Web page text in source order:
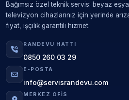
Bağımsız özel teknik servis: beyaz
televizyon cihazlarınız için yerinde
fiyat, işçilik garantili hizmet.
RANDEVU HATTI
0850 260 03 29
E-POSTA
info@servisrandevu.com
MERKEZ OFIS